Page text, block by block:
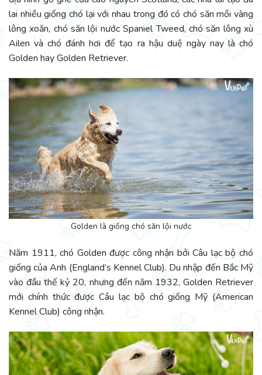
lai nhiều giống chó lại với nhau trong đó có chó săn mồi vàng
lông xoăn, chó săn lội nước Spaniel Tweed, chó săn lông xù
Ailen và chó đánh hơi để tạo ra hậu duệ ngày nay là chó
Golden hay Golden Retriever.
Golden là giống chó săn lội nước
Năm 1911, chó Golden được công nhận bởi Câu lạc bộ chó
giống của Anh (England’s Kennel Club). Du nhập đến Bắc Mỹ
vào đầu thế kỷ 20, nhưng đến năm 1932, Golden Retriever
mới chính thức được Câu lạc bộ chó giống Mỹ (American
Kennel Club) công nhận.